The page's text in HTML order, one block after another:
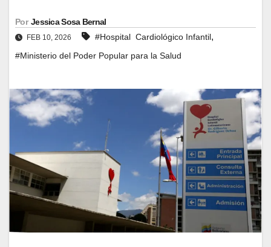
Por Jessica Sosa Bernal
FEB 10, 2026 #Hospital Cardiológico Infantil,
#Ministerio del Poder Popular para la Salud